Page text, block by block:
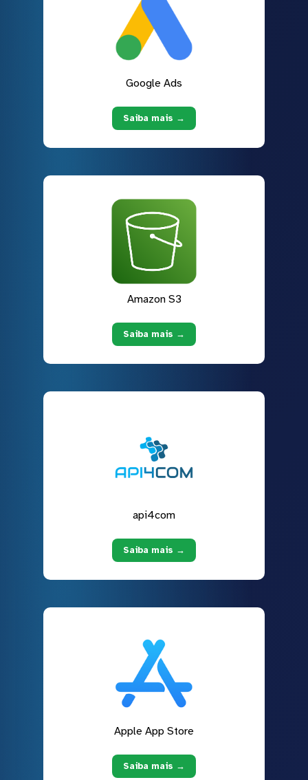
Google Ads
Saiba mais →
Amazon S3
Saiba mais →
api4com
Saiba mais →
Apple App Store
Saiba mais →